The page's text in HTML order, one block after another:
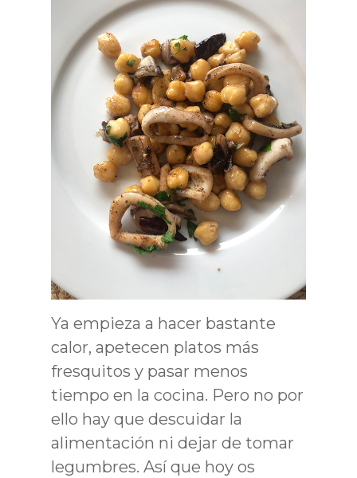
Ya empieza a hacer bastante
calor, apetecen platos más
fresquitos y pasar menos
tiempo en la cocina. Pero no por
ello hay que descuidar la
alimentación ni dejar de tomar
legumbres. Así que hoy os